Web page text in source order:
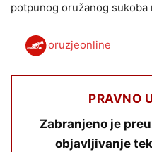
potpunog oružanog sukoba
oruzjeonline
PRAVNO
Zabranjeno je
objavljivanje